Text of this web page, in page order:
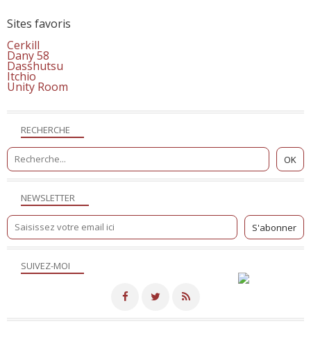
NEWSLETTER
SUIVEZ-MOI
RECHERCHE
Sites favoris
Cerkill
Dany 58
Dasshutsu
Itchio
Unity Room